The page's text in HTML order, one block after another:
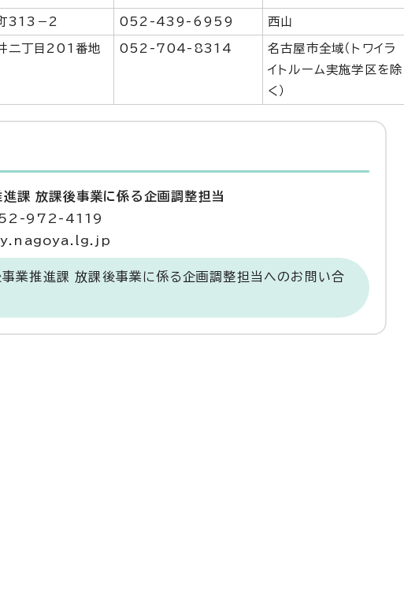
313－2 052-439-6959 西山
二丁目201番地 052-704-8314
名古屋市全域（トワイラ
イトルーム実施学区を除
く）
課 放課後事業に係る企画調整担当
972-4119
業推進課 放課後事業に係る企画調整担当へのお問い合